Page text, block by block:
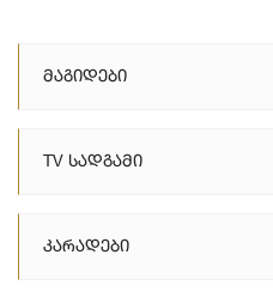
Მაგიდები
TV Სადგამი
Კარადები